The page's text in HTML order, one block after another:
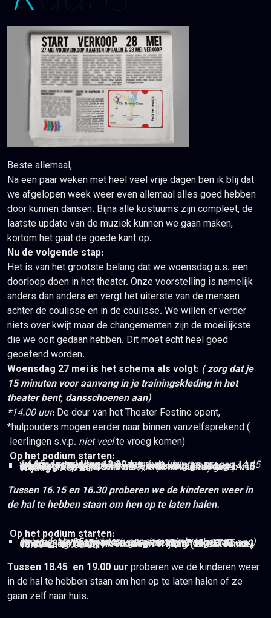
Beste allemaal,
Na een paar weken met heel veel vrije dagen ben ik blij dat
we afgelopen week weer even allemaal alles goed hebben
door kunnen dansen. Bijna alle kostuums zijn compleet, de
laatste update van de muziek kunnen we gaan maken,
kortom het gaat de goede kant op.
Nu de volgende stap:
Het is van het grootste belang dat we woensdag a.s. een
doorloop doen in het theater. Onze voorstelling is namelijk
anders dan anders en vergt het uiterste van de mensen
achter de coulisse en in de coulisse. We willen er verder
niets over kwijt maar de changementen zijn de moeilijkste
die we ooit gedaan hebben. Dit moet echt heel goed
geoefend worden.
Woensdag 27 mei is het schema als volgt: ( zorg dat je
15 minuten voor aanvang in je trainingskleding in het
theater bent, dansschoenen aan)
*14.00 uur: De deur van het Theater Festino opent,
*hulpouders mogen eerder naar binnen vanzelfsprekend (
leerlingen s.v.p. niet veelte vroeg komen)
Op het podium starten:
14.15 uur:repeteren met de groep van
woensdagmiddag 13.30 uur.(
de kleintjes mogen 14.45 weer opgehaald worden in de hal)
14.30 uur:de groepen van demaandag 16.15 uur
,dinsdag 17.45( breakdance),
woensdagmiddag 14.15 uur, de groep van15.15 uur, de (breakdance) groep van
vrijdag 17.00 uur
Tussen 16.15 en 16.30 proberen we de kinderen weer in
de hal te hebben staan om hen op te laten halen.
Op het podium starten:
( zorg dat je 15 minuten voor aanvang in je trainingskleding in het theater bent, dansschoenen aan) 16.45 uur:De groepen:
maandag 17.15, dinsdag 16.15uur, woensdag 16.15, 17.15, 18.15 uur, donderdag 16.15, 17.15uur en vrijdag ( breakdance) 18.00 en 19.00 uur.
Tussen 18.45 en 19.00 uur proberen we de kinderen weer
in de hal te hebben staan om hen op te laten halen of ze
gaan zelf naar huis.